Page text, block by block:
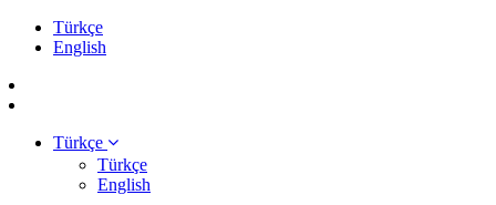
Türkçe
English
Türkçe
Türkçe
English